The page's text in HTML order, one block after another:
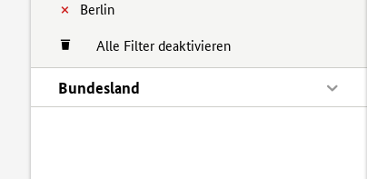
Berlin
Alle Filter deaktivieren
Bundesland